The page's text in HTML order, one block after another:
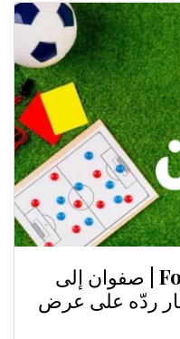
خاص Football Lebanon | صفوان إلى
انتظار ردّه على عرض